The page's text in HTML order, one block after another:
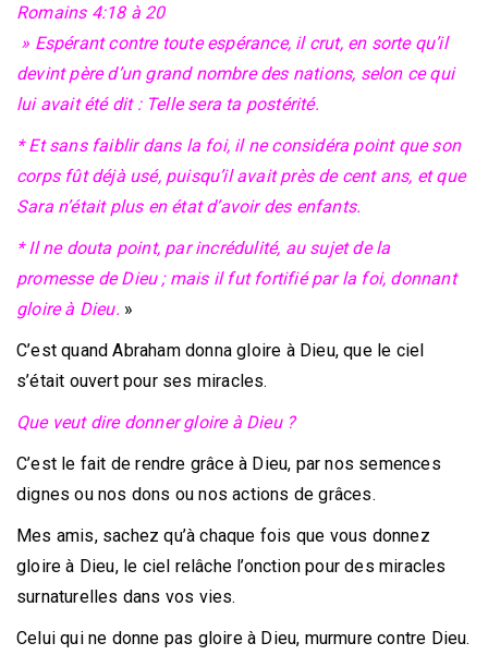
Romains 4:18 à 20
» Espérant contre toute espérance, il crut, en sorte qu’il
devint père d’un grand nombre des nations, selon ce qui
lui avait été dit : Telle sera ta postérité.
* Et sans faiblir dans la foi, il ne considéra point que son
corps fût déjà usé, puisqu’il avait près de cent ans, et que
Sara n’était plus en état d’avoir des enfants.
* Il ne douta point, par incrédulité, au sujet de la
promesse de Dieu ; mais il fut fortifié par la foi, donnant
gloire à Dieu. »
C’est quand Abraham donna gloire à Dieu, que le ciel
s’était ouvert pour ses miracles.
Que veut dire donner gloire à Dieu ?
C’est le fait de rendre grâce à Dieu, par nos semences
dignes ou nos dons ou nos actions de grâces.
Mes amis, sachez qu’à chaque fois que vous donnez
gloire à Dieu, le ciel relâche l’onction pour des miracles
surnaturelles dans vos vies.
Celui qui ne donne pas gloire à Dieu, murmure contre Dieu.